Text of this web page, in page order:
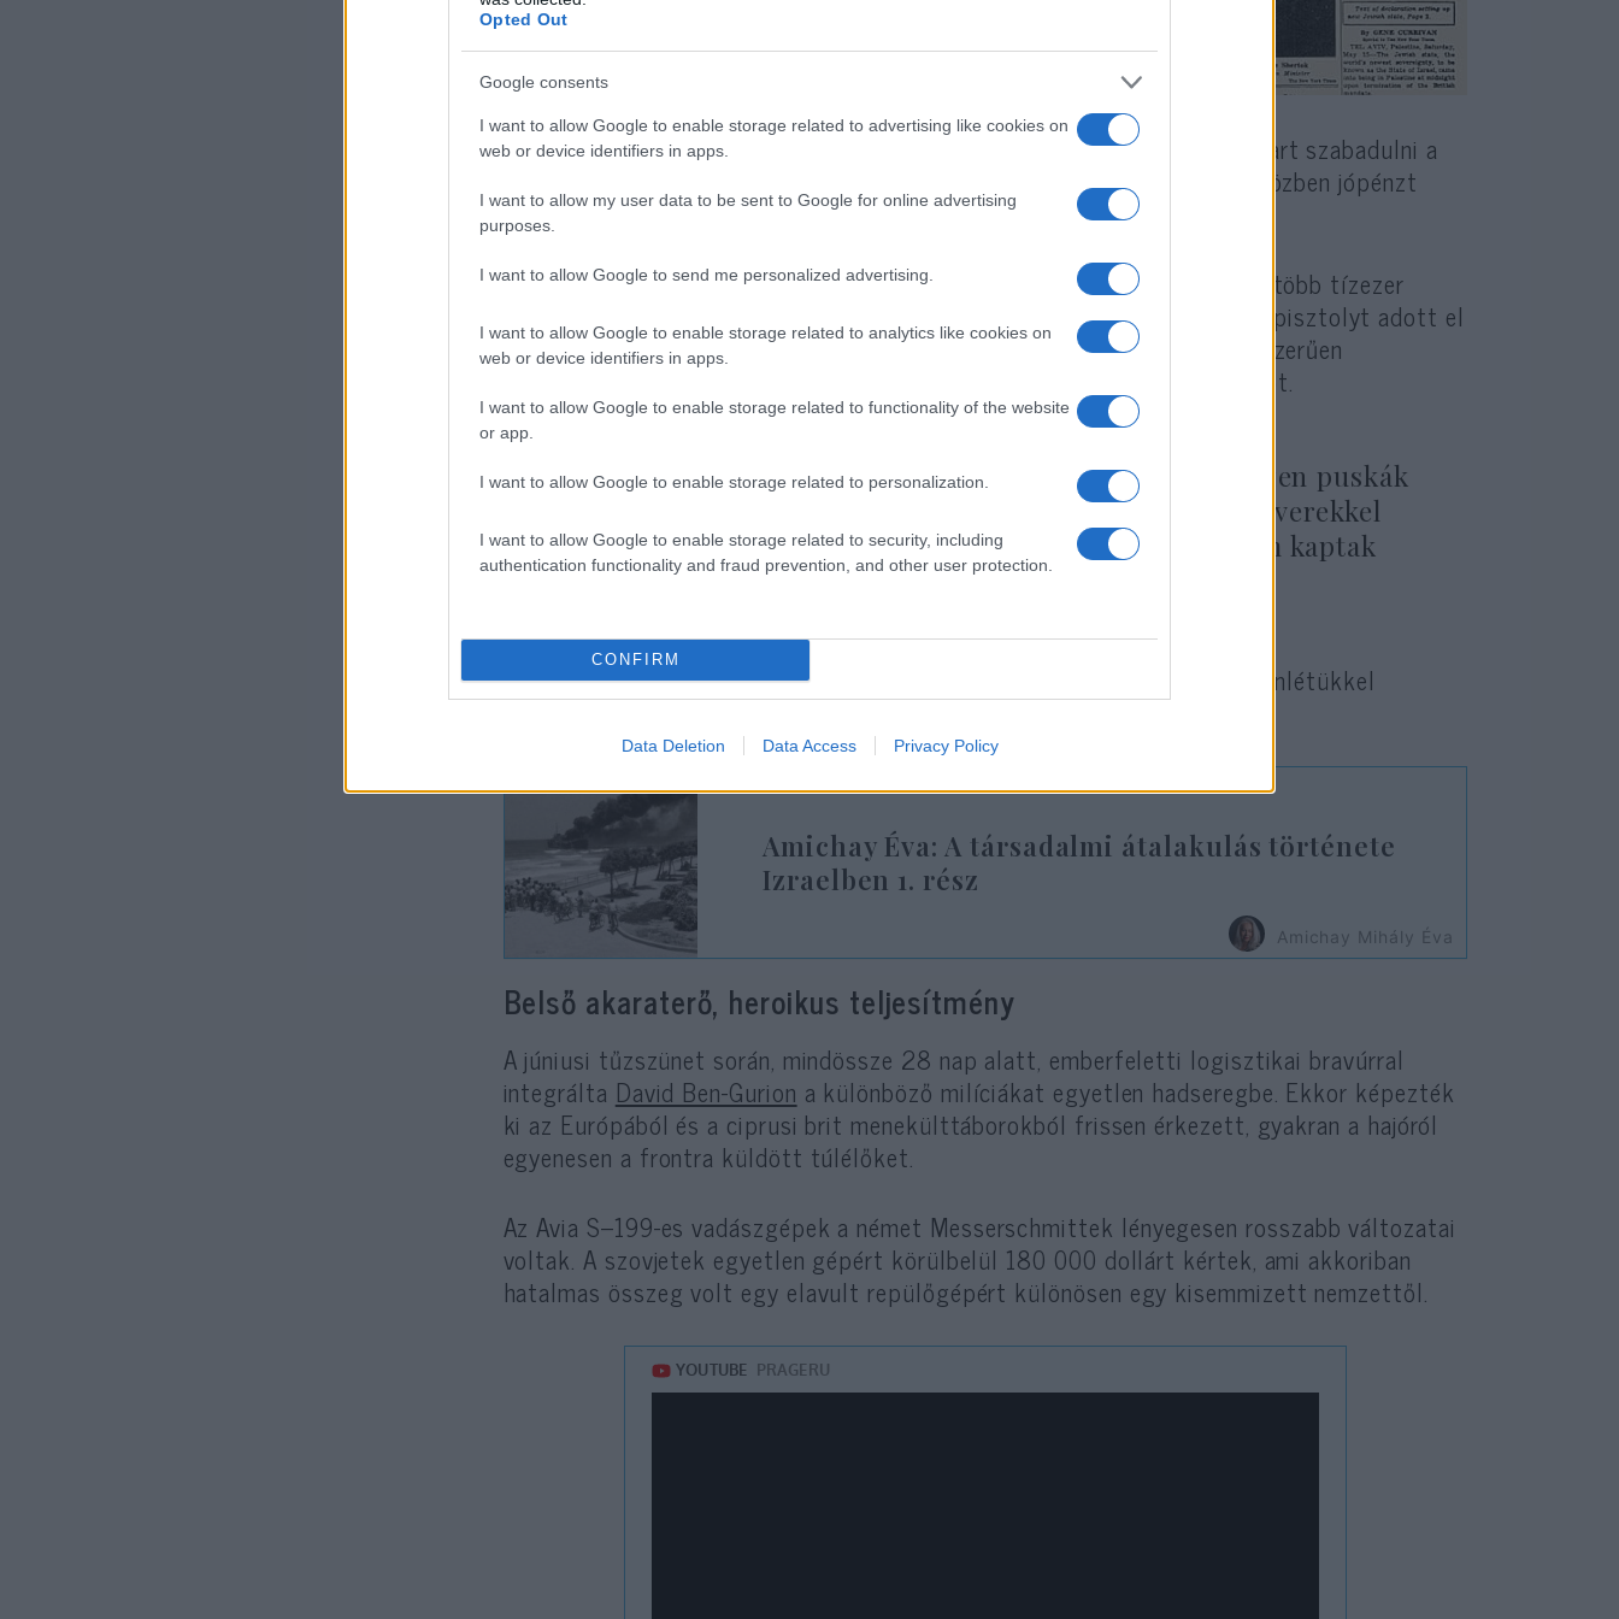
Opted Out
Google consents
I want to allow Google to enable storage related to advertising like cookies on
web or device identifiers in apps.
I want to allow my user data to be sent to Google for online advertising
purposes.
I want to allow Google to send me personalized advertising.
I want to allow Google to enable storage related to analytics like cookies on
web or device identifiers in apps.
I want to allow Google to enable storage related to functionality of the website
or app.
I want to allow Google to enable storage related to personalization.
I want to allow Google to enable storage related to security, including
authentication functionality and fraud prevention, and other user protection.
CONFIRM
Data Deletion Data Access Privacy Policy
Persze a Szovjetunió sem jóindulatból cselekedett, csupán csak meg akart szabadulni a
feleslegessé vált német, jócskán elavult haditechnikai eszközöktől, miközben jópénzt
keresett rajtuk és sikerült borsot törni a britek orra alá.
Hátborzongató, az a sztálini sötét cinizmus, hogy a cseheken keresztül több tízezer
Mauser Karabiner 98k puskát, MG 34, MG 42 géppuskát és MP 40 géppisztolyt adott el
Izraelnek. Sokukon ott volt még a náci sas és a horogkereszt, amit egyszerűen
lecsiszoltak, vagy ráütötték az IDF (Cahal) pecsétjét és a Dávid-csillagot.
A holokauszt túlélői, akik alig pár évvel korábban még ezen puskák
csöveivel néztek farkasszemet, most ugyanezekkel a fegyverekkel
kellett megvédeniük a saját, parányi államukat, mert nem kaptak
mást.
Az igazi csoda abban a 600 ezer elszánt védőben volt, akik a puszta jelenlétükkel
képesek voltak feltartani az arab túlerőt, amíg megérkezett a muníció.
Amichay Éva: A társadalmi átalakulás története
Izraelben 1. rész
Amichay Mihály Éva
Belső akaraterő, heroikus teljesítmény
A júniusi tűzszünet során, mindössze 28 nap alatt, emberfeletti logisztikai bravúrral
integrálta David Ben-Gurion a különböző milíciákat egyetlen hadseregbe. Ekkor képezték
ki az Európából és a ciprusi brit menekülttáborokból frissen érkezett, gyakran a hajóról
egyenesen a frontra küldött túlélőket.
Az Avia S–199-es vadászgépek a német Messerschmittek lényegesen rosszabb változatai
voltak. A szovjetek egyetlen gépért körülbelül 180 000 dollárt kértek, ami akkoriban
hatalmas összeg volt egy elavult repülőgépért különösen egy kisemmizett nemzettől.